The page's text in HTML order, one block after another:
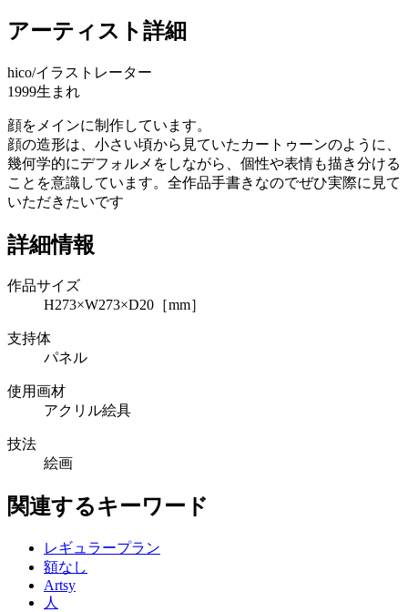
アーティスト詳細
hico/イラストレーター
1999生まれ
顔をメインに制作しています。
顔の造形は、小さい頃から見ていたカートゥーンのように、
幾何学的にデフォルメをしながら、個性や表情も描き分ける
ことを意識しています。全作品手書きなのでぜひ実際に見て
いただきたいです
詳細情報
作品サイズ
H273×W273×D20［mm］
支持体
パネル
使用画材
アクリル絵具
技法
絵画
関連するキーワード
レギュラープラン
額なし
Artsy
人